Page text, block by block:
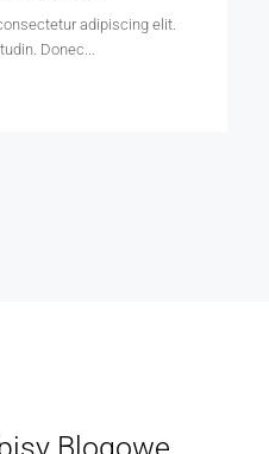
adipiscing elit.
Donec...
Blogowe